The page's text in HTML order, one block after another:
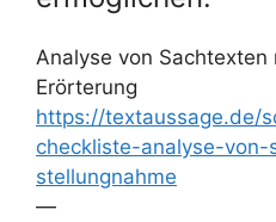
Analyse von
Erörterung
https://textaussage.de/
checkliste-analyse-
stellungnahme
—